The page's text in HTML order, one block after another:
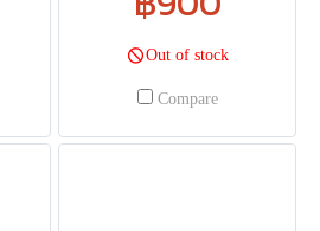
Out of stock
Compare